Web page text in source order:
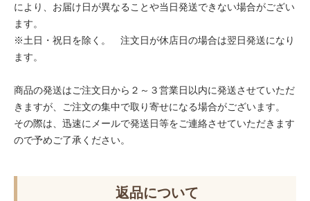
により、お届け日が異なることや当日発送できない場合がござい
ます。
※土日・祝日を除く。 注文日が休店日の場合は翌日発送になり
ます。
商品の発送はご注文日から２～３営業日以内に発送させていただ
きますが、ご注文の集中で取り寄せになる場合がございます。
その際は、迅速にメールで発送日等をご連絡させていただきます
ので予めご了承ください。
返品について